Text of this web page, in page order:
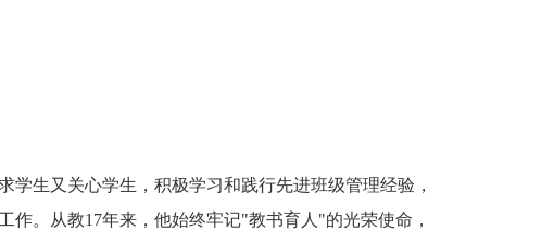
生又关心学生，积极学习和践行先进班级管理经验，
。从教17年来，他始终牢记"教书育人"的光荣使命，